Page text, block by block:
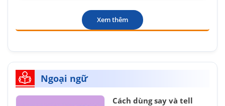
Xem thêm
Ngoại ngữ
Cách dùng say và tell